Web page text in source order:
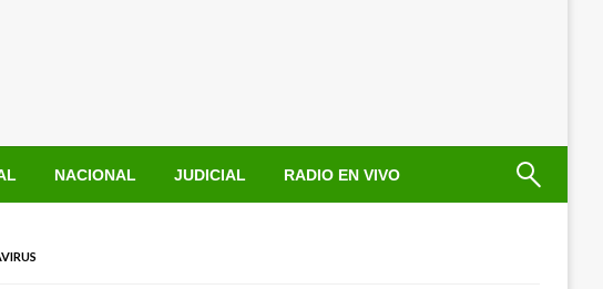
NACIONAL JUDICIAL RADIO EN VIVO